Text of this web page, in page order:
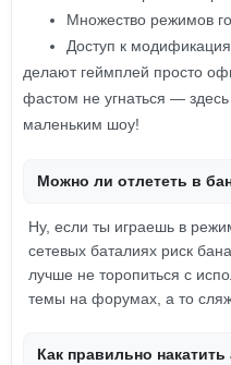
Множество режимов
Доступ к
делают геймплей просто
фастом не угнаться —
маленьким шоу!
Можно ли отлететь в
Ну, если ты играешь в
сетевых баталиях риск
лучше не торопиться с
темы на форумах, а то
Как правильно